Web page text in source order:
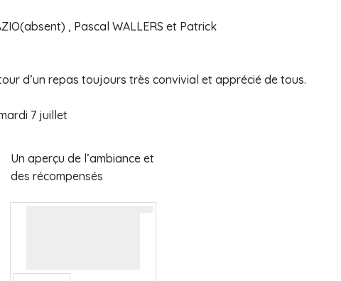
, Pascal WALLERS et Patrick
d’un repas toujours très convivial et apprécié de tous.
7 juillet
Un aperçu de l’ambiance et
des récompensés